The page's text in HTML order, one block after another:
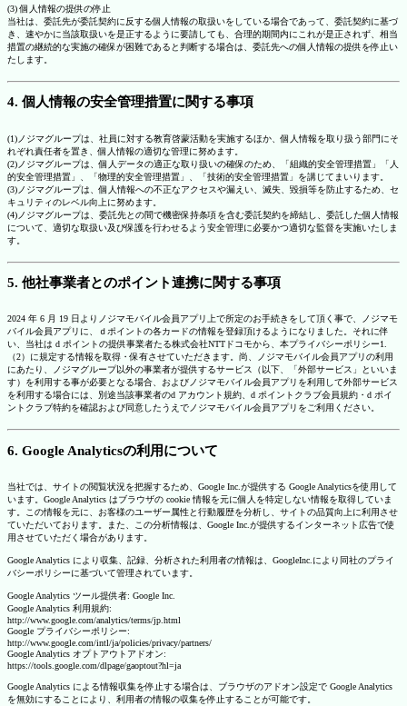
(3) 個人情報の提供の停止
当社は、委託先が委託契約に反する個人情報の取扱いをしている場合であって、委託契約に基づ
き、速やかに当該取扱いを是正するように要請しても、合理的期間内にこれが是正されず、相当
措置の継続的な実施の確保が困難であると判断する場合は、委託先への個人情報の提供を停止い
たします。
4. 個人情報の安全管理措置に関する事項
(1)ノジマグループは、社員に対する教育啓蒙活動を実施するほか、個人情報を取り扱う部門にそ
れぞれ責任者を置き、個人情報の適切な管理に努めます。
(2)ノジマグループは、個人データの適正な取り扱いの確保のため、「組織的安全管理措置」「人
的安全管理措置」、「物理的安全管理措置」、「技術的安全管理措置」を講じてまいります。
(3)ノジマグループは、個人情報への不正なアクセスや漏えい、滅失、毀損等を防止するため、セ
キュリティのレベル向上に努めます。
(4)ノジマグループは、委託先との間で機密保持条項を含む委託契約を締結し、委託した個人情報
について、適切な取扱い及び保護を行わせるよう安全管理に必要かつ適切な監督を実施いたしま
す。
5. 他社事業者とのポイント連携に関する事項
2024 年 6 月 19 日よりノジマモバイル会員アプリ上で所定のお手続きをして頂く事で、ノジマモ
バイル会員アプリに、ｄポイントの各カードの情報を登録頂けるようになりました。それに伴
い、当社は d ポイントの提供事業者たる株式会社NTTドコモから、本プライバシーポリシー1.
（2）に規定する情報を取得・保有させていただきます。尚、ノジマモバイル会員アプリの利用
にあたり、ノジマグループ以外の事業者が提供するサービス（以下、「外部サービス」といいま
す）を利用する事が必要となる場合、およびノジマモバイル会員アプリを利用して外部サービス
を利用する場合には、別途当該事業者のd アカウント規約、d ポイントクラブ会員規約・d ポイ
ントクラブ特約を確認および同意したうえでノジマモバイル会員アプリをご利用ください。
6. Google Analyticsの利用について
当社では、サイトの閲覧状況を把握するため、Google Inc.が提供する Google Analyticsを使用して
います。Google Analytics はブラウザの cookie 情報を元に個人を特定しない情報を取得していま
す。この情報を元に、お客様のユーザー属性と行動履歴を分析し、サイトの品質向上に利用させ
ていただいております。また、この分析情報は、Google Inc.が提供するインターネット広告で使
用させていただく場合があります。
Google Analytics により収集、記録、分析された利用者の情報は、GoogleInc.により同社のプライ
バシーポリシーに基づいて管理されています。
Google Analytics ツール提供者: Google Inc.
Google Analytics 利用規約:
http://www.google.com/analytics/terms/jp.html
Google プライバシーポリシー:
http://www.google.com/intl/ja/policies/privacy/partners/
Google Analytics オプトアウトアドオン:
https://tools.google.com/dlpage/gaoptout?hl=ja
Google Analytics による情報収集を停止する場合は、ブラウザのアドオン設定で Google Analytics
を無効にすることにより、利用者の情報の収集を停止することが可能です。